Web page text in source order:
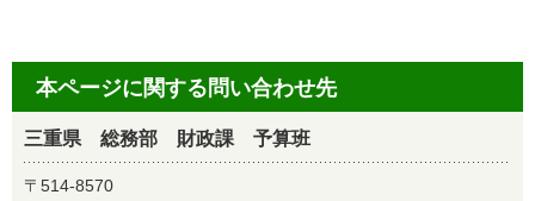
本ページに関する問い合わせ先
三重県 総務部 財政課 予算班
〒514-8570